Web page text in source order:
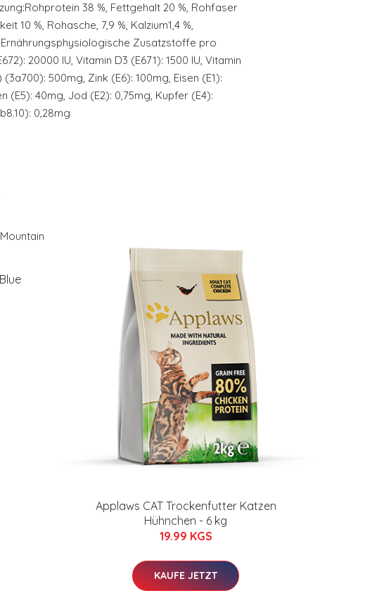
38 %, Fettgehalt 20 %, Rohfaser
10 %, Rohasche, 7,9 %, Kalzium1,4 %,
Zusatzstoffe pro
20000 IU, Vitamin D3 (E671): 1500 IU, Vitamin
500mg, Zink (E6): 100mg, Eisen (E1):
(E5): 40mg, Jod (E2): 0,75mg, Kupfer (E4):
0,28mg
Applaws CAT Trockenfutter Katzen
Hühnchen - 6 kg
19.99 KGS
KAUFE JETZT